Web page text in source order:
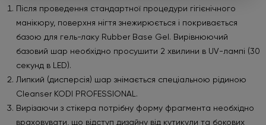
Після проведення стандартної процедури гігієнічного
манікюру, поверхня нігтя знежирюється і покривається
базою для гель-лаку Rubber Base Gel. Вирівнюючий
базовий шар необхідно просушити 2 хвилини в UV-лампі (30
секунд в LED).
Липкий (дисперсія) шар знімається спеціальною рідиною
Cleanser KODI PROFESSIONAL.
Вирізаючи з стікера потрібну форму фрагмента необхідно
враховувати, що відступ дизайну від кутикули та бокових
Робіть замовлення від 450 грн та
обирайте подарунок
Під час оформлення не забудьте натиснути «Обрати
подарунок». Пропозиція діє лише до 01.09.2026.
Детальніше